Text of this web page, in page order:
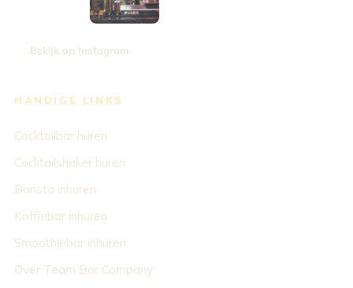
Bekijk op Instagram
HANDIGE LINKS
Cocktailbar huren
Cocktailshaker huren
Barista inhuren
Koffiebar inhuren
Smoothiebar inhuren
Over Team Bar Company